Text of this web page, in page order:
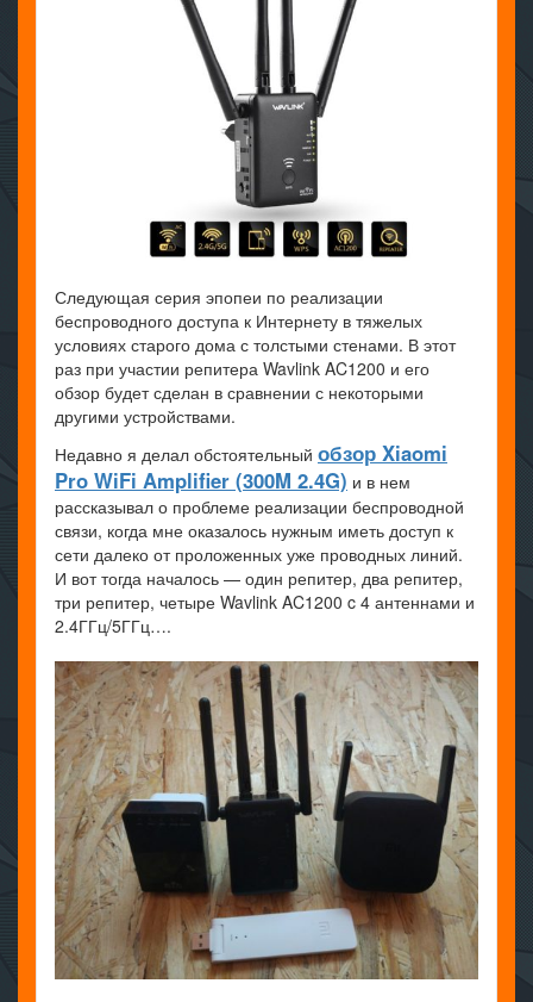
Следующая серия эпопеи по реализации
беспроводного доступа к Интернету в тяжелых
условиях старого дома с толстыми стенами. В этот
раз при участии репитера Wavlink AC1200 и его
обзор будет сделан в сравнении с некоторыми
другими устройствами.
Недавно я делал обстоятельный обзор Xiaomi
Pro WiFi Amplifier (300M 2.4G) и в нем
рассказывал о проблеме реализации беспроводной
связи, когда мне оказалось нужным иметь доступ к
сети далеко от проложенных уже проводных линий.
И вот тогда началось — один репитер, два репитер,
три репитер, четыре Wavlink AC1200 c 4 антеннами и
2.4ГГц/5ГГц….